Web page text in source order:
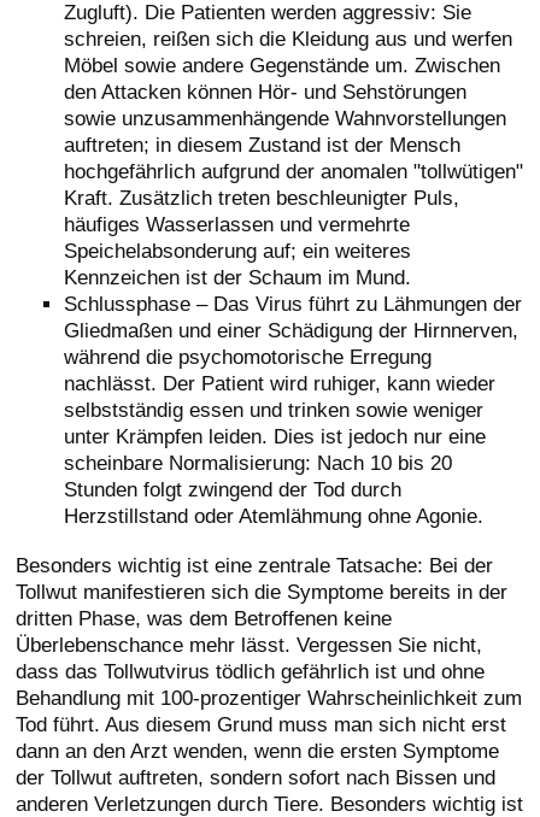
Zugluft). Die Patienten werden aggressiv: Sie
schreien, reißen sich die Kleidung aus und werfen
Möbel sowie andere Gegenstände um. Zwischen
den Attacken können Hör- und Sehstörungen
sowie unzusammenhängende Wahnvorstellungen
auftreten; in diesem Zustand ist der Mensch
hochgefährlich aufgrund der anomalen "tollwütigen"
Kraft. Zusätzlich treten beschleunigter Puls,
häufiges Wasserlassen und vermehrte
Speichelabsonderung auf; ein weiteres
Kennzeichen ist der Schaum im Mund.
Schlussphase – Das Virus führt zu Lähmungen der
Gliedmaßen und einer Schädigung der Hirnnerven,
während die psychomotorische Erregung
nachlässt. Der Patient wird ruhiger, kann wieder
selbstständig essen und trinken sowie weniger
unter Krämpfen leiden. Dies ist jedoch nur eine
scheinbare Normalisierung: Nach 10 bis 20
Stunden folgt zwingend der Tod durch
Herzstillstand oder Atemlähmung ohne Agonie.
Besonders wichtig ist eine zentrale Tatsache: Bei der
Tollwut manifestieren sich die Symptome bereits in der
dritten Phase, was dem Betroffenen keine
Überlebenschance mehr lässt. Vergessen Sie nicht,
dass das Tollwutvirus tödlich gefährlich ist und ohne
Behandlung mit 100-prozentiger Wahrscheinlichkeit zum
Tod führt. Aus diesem Grund muss man sich nicht erst
dann an den Arzt wenden, wenn die ersten Symptome
der Tollwut auftreten, sondern sofort nach Bissen und
anderen Verletzungen durch Tiere. Besonders wichtig ist